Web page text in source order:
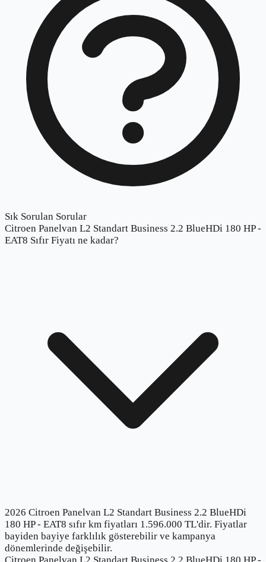
Sık Sorulan Sorular
Citroen Panelvan L2 Standart Business 2.2 BlueHDi 180 HP -
EAT8 Sıfır Fiyatı ne kadar?
2026 Citroen Panelvan L2 Standart Business 2.2 BlueHDi
180 HP - EAT8 sıfır km fiyatları 1.596.000 TL'dir. Fiyatlar
bayiden bayiye farklılık gösterebilir ve kampanya
dönemlerinde değişebilir.
Citroen Panelvan L2 Standart Business 2.2 BlueHDi 180 HP -